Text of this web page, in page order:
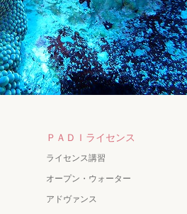
ＰＡＤＩライセンス
ライセンス講習
オープン・ウォーター
アドヴァンス